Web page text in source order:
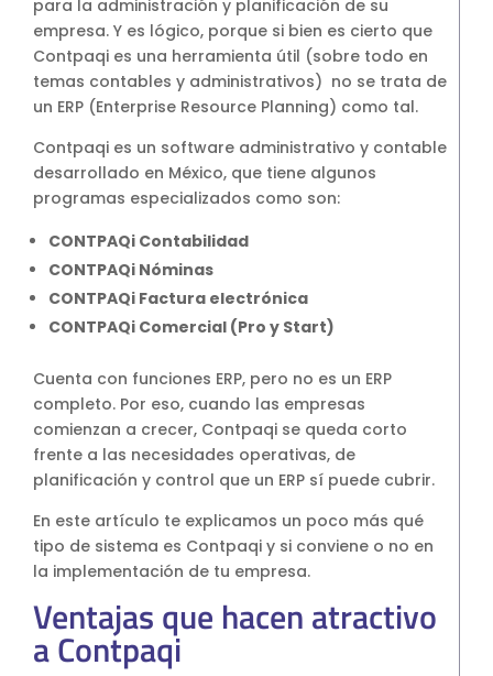
SAP Business One
Addons para SAP Business One
SAP S4HANA
Migración a S4HANA
Soporte y Mantenimiento SAP
Soporte y Manntenimiento SAP
Soporte y Mantenimiento SAP
S4HANA Cloud
CONSULTORIA
Consultoria SAP
Consultoria SAP Business One
Consultoria SAP S4HANA Cloud
ÚNETE
¡Más de 400 clientes!
Únete a ellos
para la administración y planificación de su
empresa. Y es lógico, porque si bien es cierto que
Contpaqi es una herramienta útil (sobre todo en
temas contables y administrativos) no se trata de
un ERP (Enterprise Resource Planning) como tal.
Contpaqi es un software administrativo y contable
desarrollado en México, que tiene algunos
programas especializados como son:
CONTPAQi Contabilidad
CONTPAQi Nóminas
CONTPAQi Factura electrónica
CONTPAQi Comercial (Pro y Start)
Cuenta con funciones ERP, pero no es un ERP
completo. Por eso, cuando las empresas
comienzan a crecer, Contpaqi se queda corto
frente a las necesidades operativas, de
planificación y control que un ERP sí puede cubrir.
En este artículo te explicamos un poco más qué
tipo de sistema es Contpaqi y si conviene o no en
la implementación de tu empresa.
Ventajas que hacen atractivo
a Contpaqi